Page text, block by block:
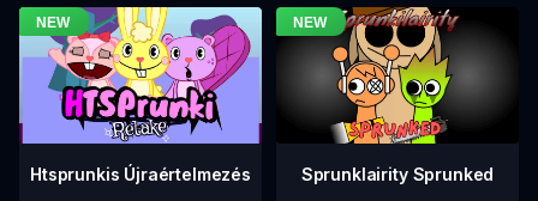
Htsprunkis Újraértelmezés Sprunklairity Sprunked